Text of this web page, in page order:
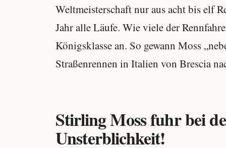
Weltmeisterschaft nur aus acht bis elf
Jahr alle Läufe. Wie viele der
Königsklasse an. So gewann Moss
Straßenrennen in Italien von Brescia
Stirling Moss fuhr bei
Unsterblichkeit!